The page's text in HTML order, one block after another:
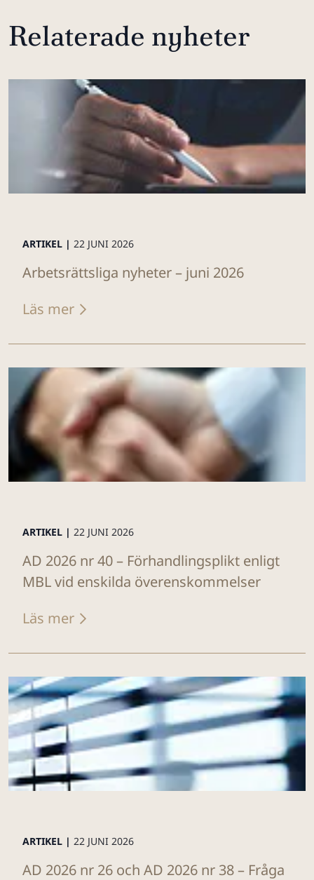
Relaterade nyheter
ARTIKEL | 22 JUNI 2026
Arbetsrättsliga nyheter – juni 2026
Läs mer
ARTIKEL | 22 JUNI 2026
AD 2026 nr 40 – Förhandlingsplikt enligt
MBL vid enskilda överenskommelser
Läs mer
ARTIKEL | 22 JUNI 2026
AD 2026 nr 26 och AD 2026 nr 38 – Fråga